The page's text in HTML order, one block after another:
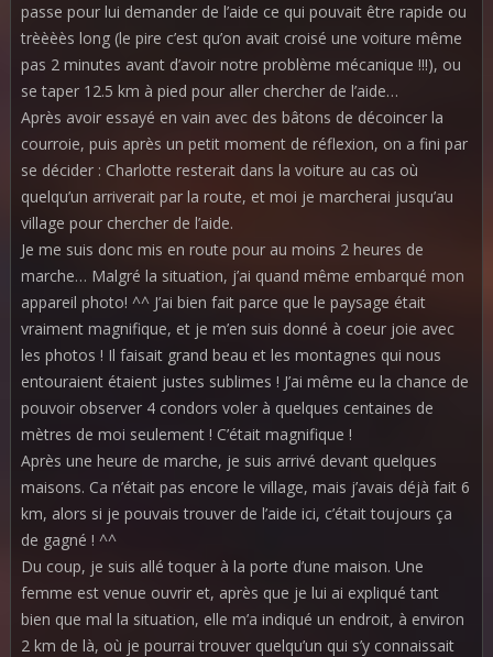
passe pour lui demander de l’aide ce qui pouvait être rapide ou
trèèèès long (le pire c’est qu’on avait croisé une voiture même
pas 2 minutes avant d’avoir notre problème mécanique !!!), ou
se taper 12.5 km à pied pour aller chercher de l’aide…
Après avoir essayé en vain avec des bâtons de décoincer la
courroie, puis après un petit moment de réflexion, on a fini par
se décider : Charlotte resterait dans la voiture au cas où
quelqu’un arriverait par la route, et moi je marcherai jusqu’au
village pour chercher de l’aide.
Je me suis donc mis en route pour au moins 2 heures de
marche… Malgré la situation, j’ai quand même embarqué mon
appareil photo! ^^ J’ai bien fait parce que le paysage était
vraiment magnifique, et je m’en suis donné à coeur joie avec
les photos ! Il faisait grand beau et les montagnes qui nous
entouraient étaient justes sublimes ! J’ai même eu la chance de
pouvoir observer 4 condors voler à quelques centaines de
mètres de moi seulement ! C’était magnifique !
Après une heure de marche, je suis arrivé devant quelques
maisons. Ca n’était pas encore le village, mais j’avais déjà fait 6
km, alors si je pouvais trouver de l’aide ici, c’était toujours ça
de gagné ! ^^
Du coup, je suis allé toquer à la porte d’une maison. Une
femme est venue ouvrir et, après que je lui ai expliqué tant
bien que mal la situation, elle m’a indiqué un endroit, à environ
2 km de là, où je pourrai trouver quelqu’un qui s’y connaissait